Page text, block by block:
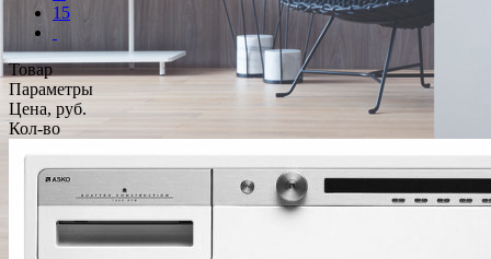
15
Товар
Параметры
Цена, руб.
Кол-во